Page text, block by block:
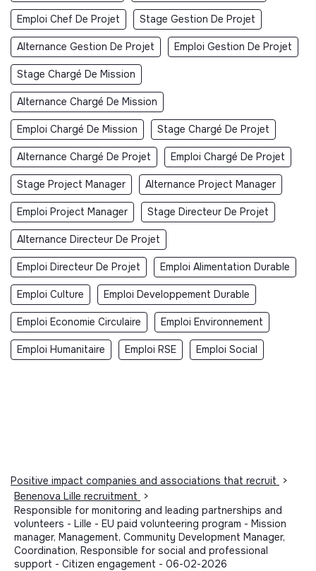
Emploi Chef De Projet Stage Gestion De Projet
Alternance Gestion De Projet Emploi Gestion De Projet
Stage Chargé De Mission
Alternance Chargé De Mission
Emploi Chargé De Mission Stage Chargé De Projet
Alternance Chargé De Projet Emploi Chargé De Projet
Stage Project Manager Alternance Project Manager
Emploi Project Manager Stage Directeur De Projet
Alternance Directeur De Projet
Emploi Directeur De Projet Emploi Alimentation Durable
Emploi Culture Emploi Developpement Durable
Emploi Economie Circulaire Emploi Environnement
Emploi Humanitaire Emploi RSE Emploi Social
Positive impact companies and associations that recruit
>
Benenova Lille recruitment
>
Responsible for monitoring and leading partnerships and
volunteers - Lille - EU paid volunteering program - Mission
manager, Management, Community Development Manager,
Coordination, Responsible for social and professional
support - Citizen engagement - 06-02-2026